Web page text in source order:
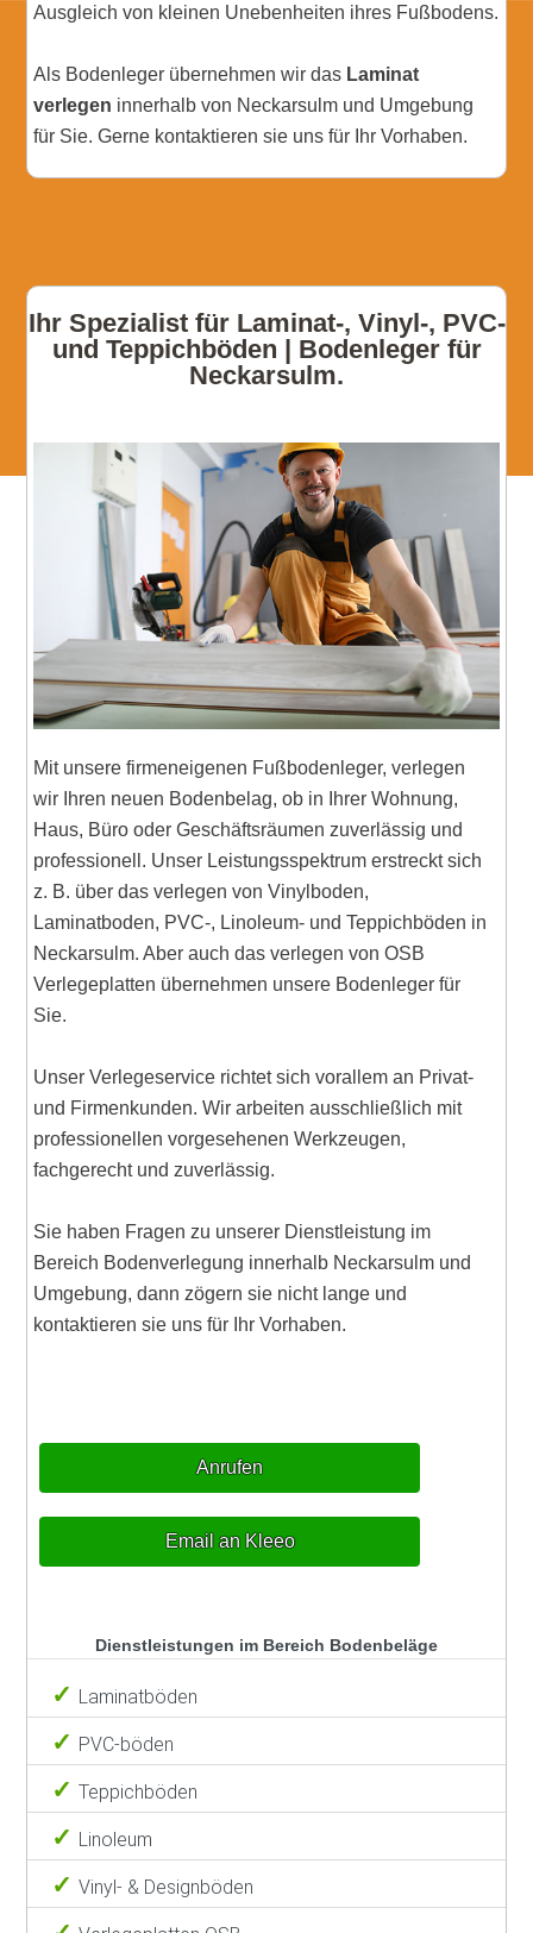
Ausgleich von kleinen Unebenheiten ihres Fußbodens.
Als Bodenleger übernehmen wir das Laminat
verlegen innerhalb von Neckarsulm und Umgebung
für Sie. Gerne kontaktieren sie uns für Ihr Vorhaben.
Ihr Spezialist für Laminat-, Vinyl-, PVC-
und Teppichböden | Bodenleger für
Neckarsulm.
Mit unsere firmeneigenen Fußbodenleger, verlegen
wir Ihren neuen Bodenbelag, ob in Ihrer Wohnung,
Haus, Büro oder Geschäftsräumen zuverlässig und
professionell. Unser Leistungsspektrum erstreckt sich
z. B. über das verlegen von Vinylboden,
Laminatboden, PVC-, Linoleum- und Teppichböden in
Neckarsulm. Aber auch das verlegen von OSB
Verlegeplatten übernehmen unsere Bodenleger für
Sie.
Unser Verlegeservice richtet sich vorallem an Privat-
und Firmenkunden. Wir arbeiten ausschließlich mit
professionellen vorgesehenen Werkzeugen,
fachgerecht und zuverlässig.
Sie haben Fragen zu unserer Dienstleistung im
Bereich Bodenverlegung innerhalb Neckarsulm und
Umgebung, dann zögern sie nicht lange und
kontaktieren sie uns für Ihr Vorhaben.
Anrufen
Email an Kleeo
Dienstleistungen im Bereich Bodenbeläge
Laminatböden
PVC-böden
Teppichböden
Linoleum
Vinyl- & Designböden